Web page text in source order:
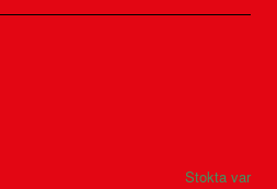
Stokta var